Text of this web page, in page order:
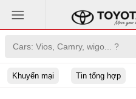
Khuyến mại Tin tổng hợp